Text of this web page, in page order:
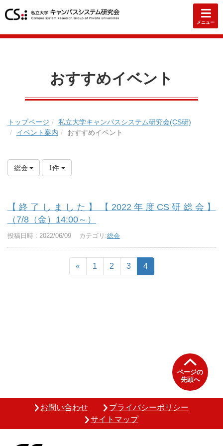
メニュー
おすすめイベント
トップページ
私立大学キャンパスシステム研究会(CS研)
イベント案内
おすすめイベント
総会 1件
【終了しました】【2022年度CS研総会】
（7/8（金）14:00～）
投稿日時 : 2022/06/09 カテゴリ:総会
« 1 2 3 4
ページの
先頭へ
お問い合わせ
プライバシーポリシー
サイトマップ